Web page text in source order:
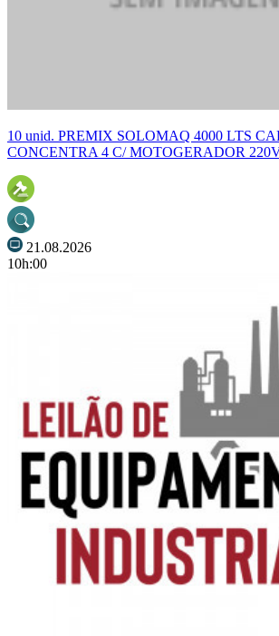
10 unid. PREMIX SOLOMAQ 4000 LTS
CONCENTRA 4 C/ MOTOGERADOR
21.08.2026
10h:00